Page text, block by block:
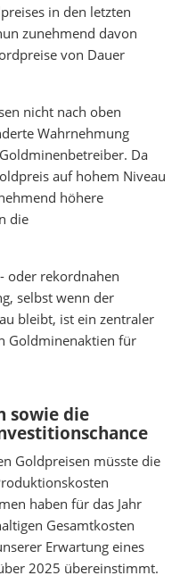
in den letzten
zunehmend davon
von Dauer
nicht nach oben
Wahrnehmung
Da
auf hohem Niveau
höhere
die
oder rekordnahen
selbst wenn der
bleibt, ist ein zentraler
Goldminenaktien für
sowie die
Goldpreisen müsste die
haben für das Jahr
Gesamtkosten
Erwartung eines
2025 übereinstimmt.